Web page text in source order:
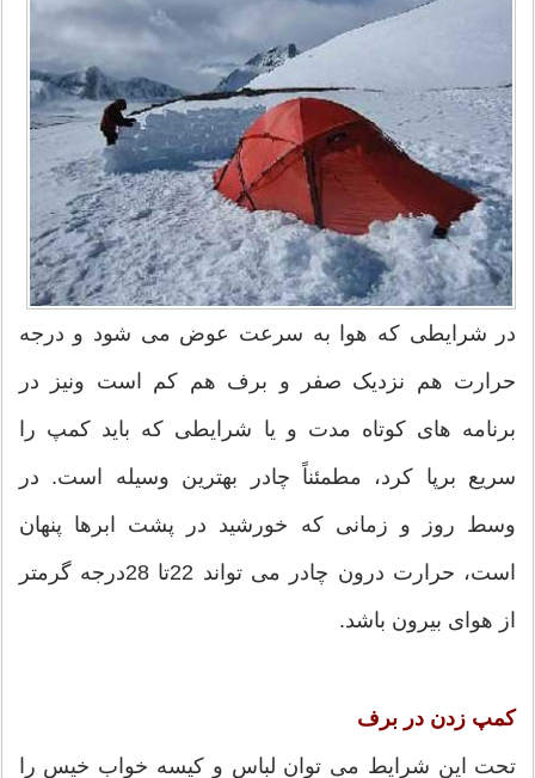
در شرایطی که هوا به سرعت عوض می شود و درجه
حرارت هم نزدیک صفر و برف هم کم است ونیز در
برنامه های کوتاه مدت و یا شرایطی که باید کمپ را
سریع برپا کرد، مطمئناً چادر بهترین وسیله است. در
وسط روز و زمانی که خورشید در پشت ابرها پنهان
است، حرارت درون چادر می تواند 22تا 28درجه گرمتر
از هوای بیرون باشد.
کمپ زدن در برف
تحت این شرایط می توان لباس و کیسه خواب خیس را